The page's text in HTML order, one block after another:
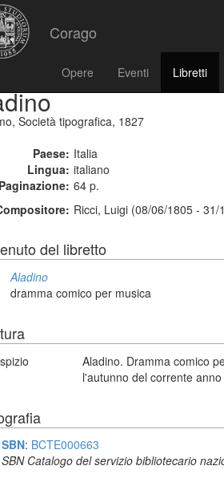
Corago
Opere Eventi Libretti
Società tipografica, 1827
Paese: Italia
Lingua: italiano
Paginazione: 64 p.
Ricci, Luigi (08/06/1805 - 31/
del libretto
Aladino
dramma comico per musica
Aladino. Dramma comico
l'autunno del corrente
SBN: BCTE000663
SBN Catalogo del servizio bibliotecario